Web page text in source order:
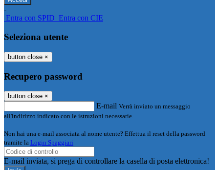
-
Entra con SPID Entra con CIE
Seleziona utente
button close ×
Recupero password
button close ×
E-mail Verrà inviato un messaggio
all'indirizzo indicato con le istruzioni necessarie.
Non hai una e-mail associata al nome utente? Effettua il reset della password
tramite la Login Spaggiari
E-mail inviata, si prega di controllare la casella di posta elettronica!